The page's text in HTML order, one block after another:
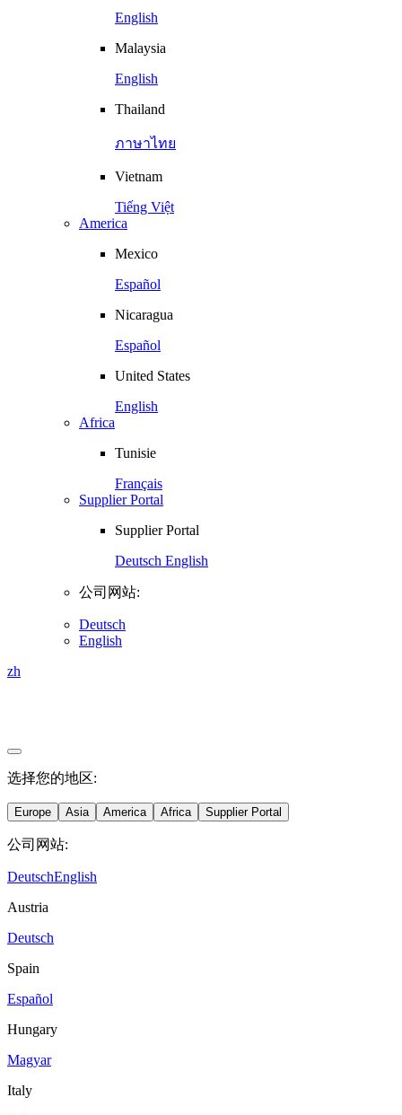
English
Malaysia
English
Thailand
ภาษาไทย
Vietnam
Tiếng Việt
America
Mexico
Español
Nicaragua
Español
United States
English
Africa
Tunisie
Français
Supplier Portal
Supplier Portal
Deutsch English
公司网站:
Deutsch
English
zh
选择您的地区:
Europe Asia America Africa Supplier Portal
公司网站:
DeutschEnglish
Austria
Deutsch
Spain
Español
Hungary
Magyar
Italy